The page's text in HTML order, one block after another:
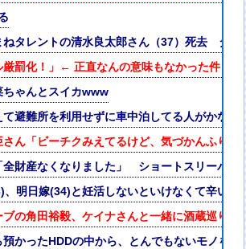
ねタレントの清水良太郎さん（37）死去 タ
厳罰化！」← 正直なんの意味もなかった件ｗ
ちゃんとスイカwww
て避難所を利用せずに車中泊してる人がかなり
さん「ビーチクみえてるけど、気づかんふりし
全財産なくなりました」 ショートスリーパー
、明日嫁(34)と妊活しないといけなくて辛い
ブの角田裕毅、ケイナさんと一緒に酒蔵巡りを
かったHDDの中から、とんでもないモノを発